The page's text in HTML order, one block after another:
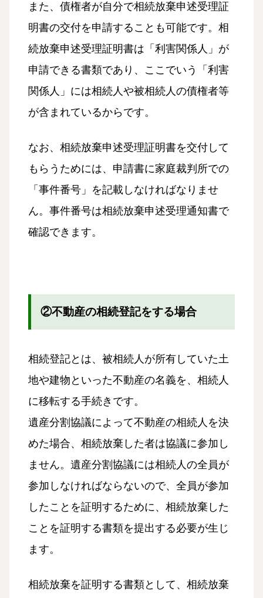
また、債権者が自分で相続放棄申述受理証
明書の交付を申請することも可能です。相
続放棄申述受理証明書は「利害関係人」が
申請できる書類であり、ここでいう「利害
関係人」には相続人や被相続人の債権者等
が含まれているからです。
なお、相続放棄申述受理証明書を交付して
もらうためには、申請書に家庭裁判所での
「事件番号」を記載しなければなりませ
ん。事件番号は相続放棄申述受理通知書で
確認できます。
②不動産の相続登記をする場合
相続登記とは、被相続人が所有していた土
地や建物といった不動産の名義を、相続人
に移転する手続きです。
遺産分割協議によって不動産の相続人を決
めた場合、相続放棄した者は協議に参加し
ません。遺産分割協議には相続人の全員が
参加しなければならないので、全員が参加
したことを証明するために、相続放棄した
ことを証明する書類を提出する必要が生じ
ます。
相続放棄を証明する書類として、相続放棄